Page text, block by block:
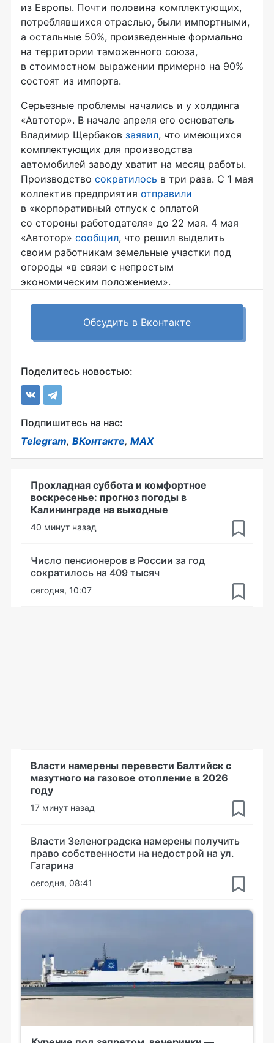
из Европы. Почти половина комплектующих,
потреблявшихся отраслью, были импортными,
а остальные 50%, произведенные формально
на территории таможенного союза,
в стоимостном выражении примерно на 90%
состоят из импорта.
Серьезные проблемы начались и у холдинга
«Автотор». В начале апреля его основатель
Владимир Щербаков заявил, что имеющихся
комплектующих для производства
автомобилей заводу хватит на месяц работы.
Производство сократилось в три раза. С 1 мая
коллектив предприятия отправили
в «корпоративный отпуск с оплатой
со стороны работодателя» до 22 мая. 4 мая
«Автотор» сообщил, что решил выделить
своим работникам земельные участки под
огороды «в связи с непростым
экономическим положением».
Обсудить в Вконтакте
Поделитесь новостью:
Подпишитесь на нас:
Telegram, ВКонтакте, MAX
Прохладная суббота и комфортное
воскресенье: прогноз погоды в
Калининграде на выходные
40 минут назад
Число пенсионеров в России за год
сократилось на 409 тысяч
сегодня, 10:07
Власти намерены перевести Балтийск с
мазутного на газовое отопление в 2026
году
17 минут назад
Власти Зеленоградска намерены получить
право собственности на недострой на ул.
Гагарина
сегодня, 08:41